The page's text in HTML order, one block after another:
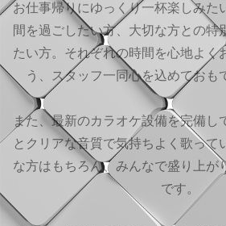
お仕事帰りにゆっくり一杯楽しみた
間を過ごしたい方、大切な方との特
たい方。それぞれの時間を心地よく
う、スタッフ一同心を込めておも
また、最新のカラオケ設備を完備し
とクリアな音質で気持ちよく歌って
な方はもちろん、みんなで盛り上が
です。